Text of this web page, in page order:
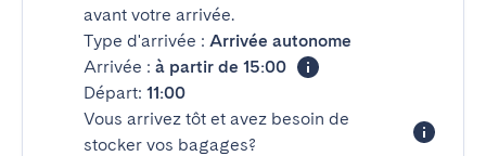
avant votre arrivée.
Type d'arrivée : Arrivée autonome
Arrivée : à partir de 15:00
Départ: 11:00
Vous arrivez tôt et avez besoin de
stocker vos bagages?